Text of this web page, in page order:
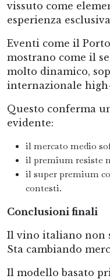
vissuto come
esperienza
Eventi come il
mostrano come il
molto dinamico,
internazionale
Questo conferma
evidente:
il mercato medio
il premium resiste
il super premium
contesti.
Conclusioni finali
Il vino italiano non
Sta cambiando
Il modello basato